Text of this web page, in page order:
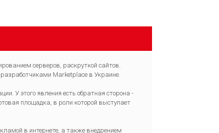
серверов, раскруткой сайтов.
Marketplace в Украине.
У этого явления есть обратная сторона -
площадка, в роли которой выступает
в интернете, а также внедрением